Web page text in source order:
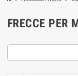
FRECCE PER